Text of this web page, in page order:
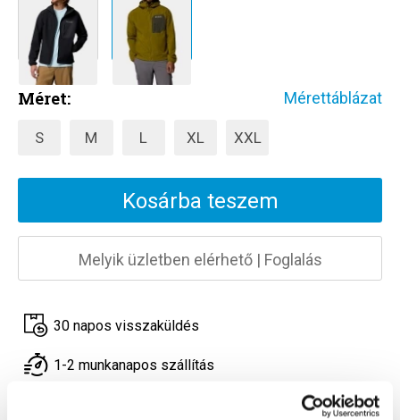
Méret: Mérettáblázat
S M L XL XXL
Kosárba teszem
Melyik üzletben elérhető| Foglalás
30 napos visszaküldés
1-2 munkanapos szállítás